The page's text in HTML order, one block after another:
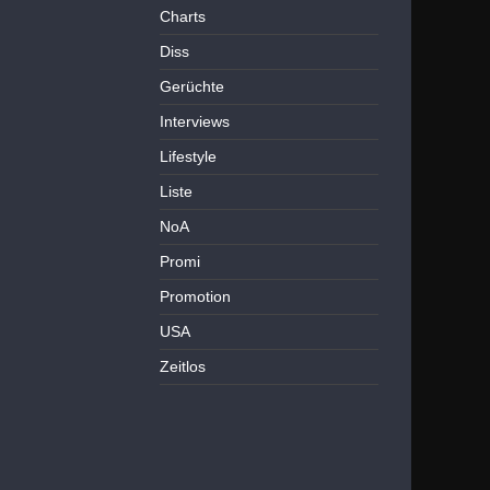
Charts
Diss
Gerüchte
Interviews
Lifestyle
Liste
NoA
Promi
Promotion
USA
Zeitlos